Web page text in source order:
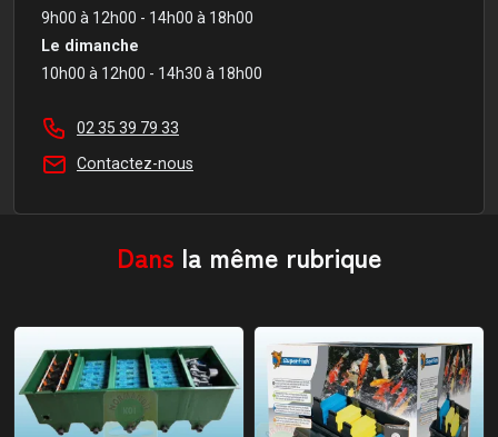
9h00 à 12h00 - 14h00 à 18h00
Le dimanche
10h00 à 12h00 - 14h30 à 18h00
02 35 39 79 33
Contactez-nous
Dans la même rubrique